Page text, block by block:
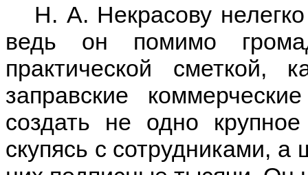
Н. А. Некрасову
ведь он помимо
практической сметкой,
заправские
создать не одно
скупясь с сотрудниками,